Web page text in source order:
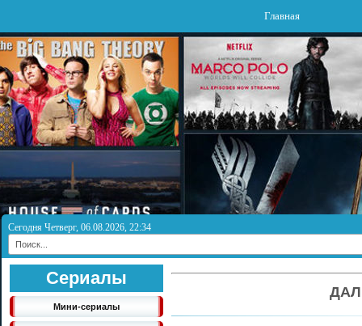
Главная
Сегодня Четверг, 06.08.2026, 22:34
Сериалы
Мини-сериалы